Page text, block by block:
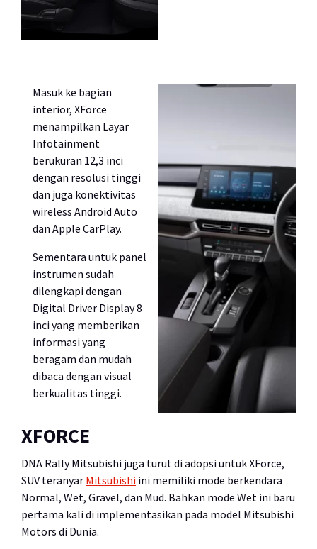
Masuk ke bagian
interior, XForce
menampilkan Layar
Infotainment
berukuran 12,3 inci
dengan resolusi tinggi
dan juga konektivitas
wireless Android Auto
dan Apple CarPlay.
Sementara untuk panel
instrumen sudah
dilengkapi dengan
Digital Driver Display 8
inci yang memberikan
informasi yang
beragam dan mudah
dibaca dengan visual
berkualitas tinggi.
XFORCE
DNA Rally Mitsubishi juga turut di adopsi untuk XForce,
SUV teranyar Mitsubishi ini memiliki mode berkendara
Normal, Wet, Gravel, dan Mud. Bahkan mode Wet ini baru
pertama kali di implementasikan pada model Mitsubishi
Motors di Dunia.